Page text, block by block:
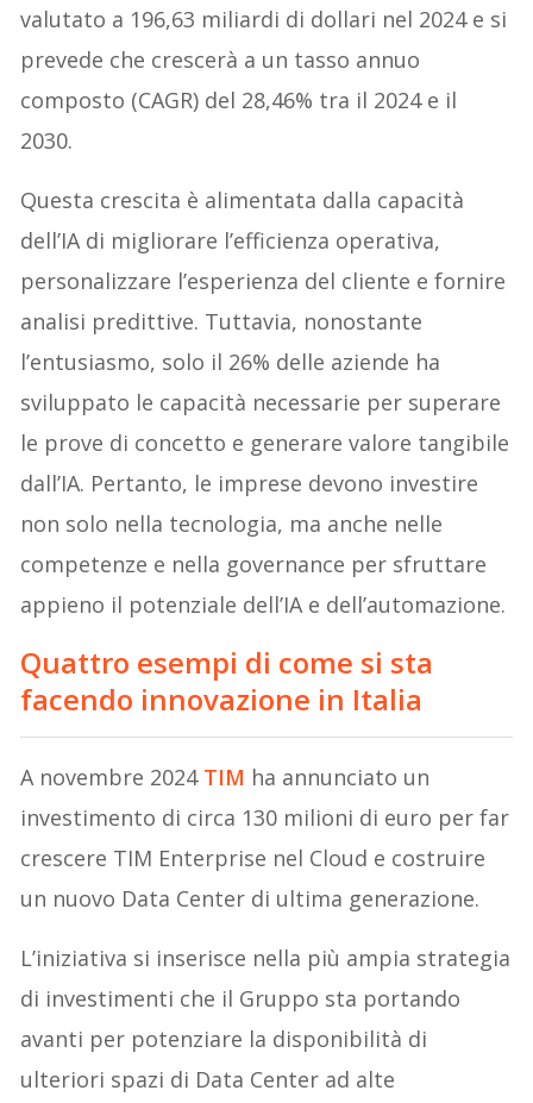
valutato a 196,63 miliardi di dollari nel 2024 e si
prevede che crescerà a un tasso annuo
composto (CAGR) del 28,46% tra il 2024 e il
2030.
Questa crescita è alimentata dalla capacità
dell’IA di migliorare l’efficienza operativa,
personalizzare l’esperienza del cliente e fornire
analisi predittive. Tuttavia, nonostante
l’entusiasmo, solo il 26% delle aziende ha
sviluppato le capacità necessarie per superare
le prove di concetto e generare valore tangibile
dall’IA. Pertanto, le imprese devono investire
non solo nella tecnologia, ma anche nelle
competenze e nella governance per sfruttare
appieno il potenziale dell’IA e dell’automazione.
Quattro esempi di come si sta
facendo innovazione in Italia
A novembre 2024 TIM ha annunciato un
investimento di circa 130 milioni di euro per far
crescere TIM Enterprise nel Cloud e costruire
un nuovo Data Center di ultima generazione.
L’iniziativa si inserisce nella più ampia strategia
di investimenti che il Gruppo sta portando
avanti per potenziare la disponibilità di
ulteriori spazi di Data Center ad alte